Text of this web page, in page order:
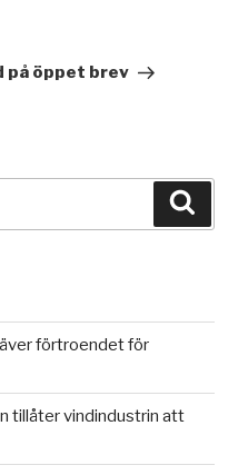
på öppet brev
förtroendet för
tillåter vindindustrin att